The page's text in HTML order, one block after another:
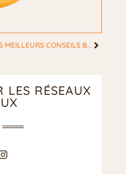
LES MEILLEURS CONSEILS BIEN-ÊTRE POUR UN CORPS SAIN ET UNE PEAU RADIEUSE
LES RÉSEAUX